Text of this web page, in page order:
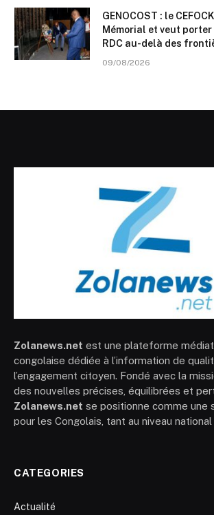
GENOCOST : le
Mémorial et veut porter
RDC au-delà des
09/08/2026
Zolanews.net est une plateforme
congolaise dédiée à l’information de
l’engagement citoyen. Fondé avec la
des nouvelles précises, équilibrées et
Zolanews.net se positionne comme une
pour les Congolais, tant au niveau national
CATEGORIES
Actualité